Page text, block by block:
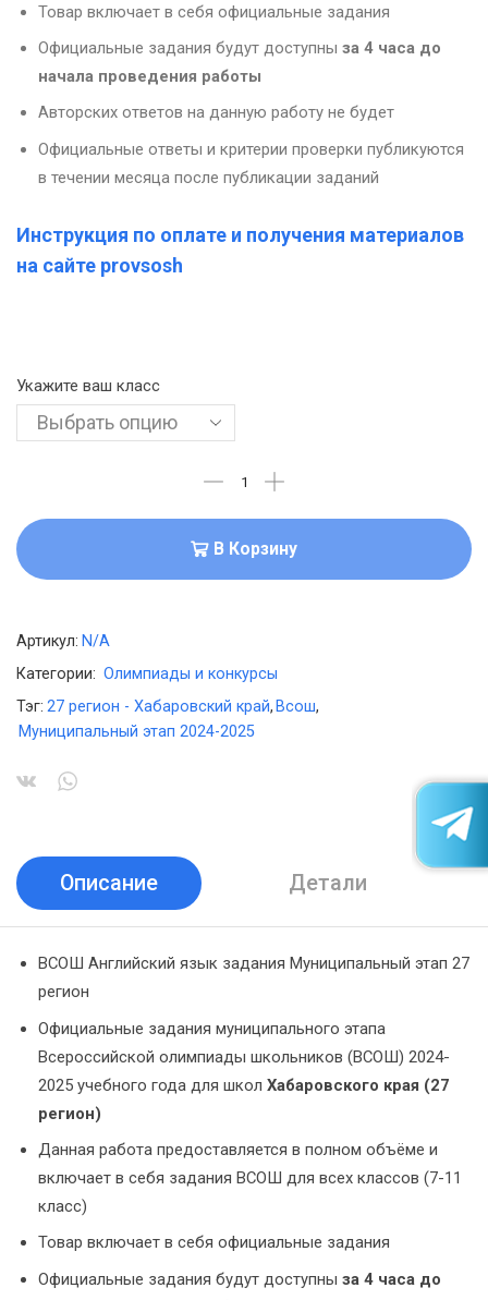
Товар включает в себя официальные задания
Официальные задания будут доступны за 4 часа до
начала проведения работы
Авторских ответов на данную работу не будет
Официальные ответы и критерии проверки публикуются
в течении месяца после публикации заданий
Инструкция по оплате и получения материалов
на сайте provsosh
Укажите ваш класс
В Корзину
Артикул: N/A
Категории: Олимпиады и конкурсы
Тэг: 27 регион - Хабаровский край, Всош,
Муниципальный этап 2024-2025
Описание Детали
ВСОШ Английский язык задания Муниципальный этап 27
регион
Официальные задания муниципального этапа
Всероссийской олимпиады школьников (ВСОШ) 2024-
2025 учебного года для школ Хабаровского края (27
регион)
Данная работа предоставляется в полном объёме и
включает в себя задания ВСОШ для всех классов (7-11
класс)
Товар включает в себя официальные задания
Официальные задания будут доступны за 4 часа до